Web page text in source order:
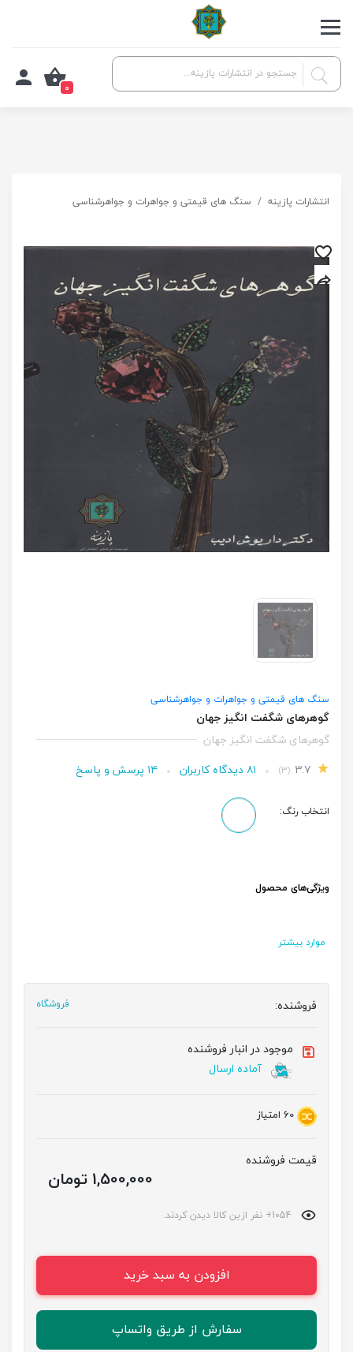
0
انتشارات پازینه سنگ های قیمتی و جواهرات و جواهرشناسی
سنگ های قیمتی و جواهرات و جواهرشناسی
گوهرهای شگفت انگیز جهان
گوهرهای شگفت انگیز جهان
(۳) ۸۱ دیدگاه کاربران ۱۴ پرسش و پاسخ
انتخاب رنگ:
ویژگی‌های محصول
موارد بیشتر
فروشنده: فروشگاه
موجود در انبار فروشنده
آماده ارسال
60 امتیاز
قیمت فروشنده
1,500,000 تومان
افزودن به سبد خرید
سفارش از طریق واتساپ